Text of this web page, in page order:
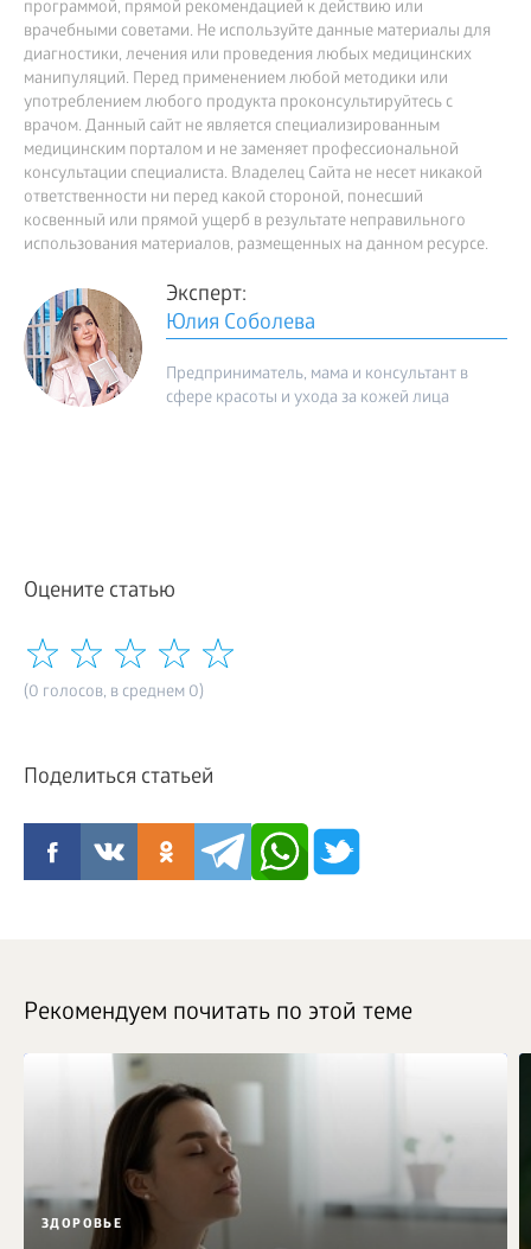
программой, прямой рекомендацией к действию или
врачебными советами. Не используйте данные материалы для
диагностики, лечения или проведения любых медицинских
манипуляций. Перед применением любой методики или
употреблением любого продукта проконсультируйтесь с
врачом. Данный сайт не является специализированным
медицинским порталом и не заменяет профессиональной
консультации специалиста. Владелец Сайта не несет никакой
ответственности ни перед какой стороной, понесший
косвенный или прямой ущерб в результате неправильного
использования материалов, размещенных на данном ресурсе.
Эксперт:
Юлия Соболева
Предприниматель, мама и консультант в
сфере красоты и ухода за кожей лица
Оцените статью
(0 голосов, в среднем 0)
Поделиться статьей
Рекомендуем почитать по этой теме
ЗДОРОВЬЕ